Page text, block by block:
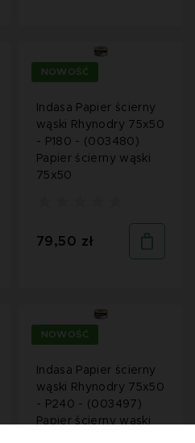
NOWOŚĆ
Indasa Papier ścierny
wąski Rhynodry 75x50
- P180 - (003480)
Papier ścierny wąski
75x50
79,50 zł
NOWOŚĆ
Indasa Papier ścierny
wąski Rhynodry 75x50
- P240 - (003497)
Papier ścierny wąski